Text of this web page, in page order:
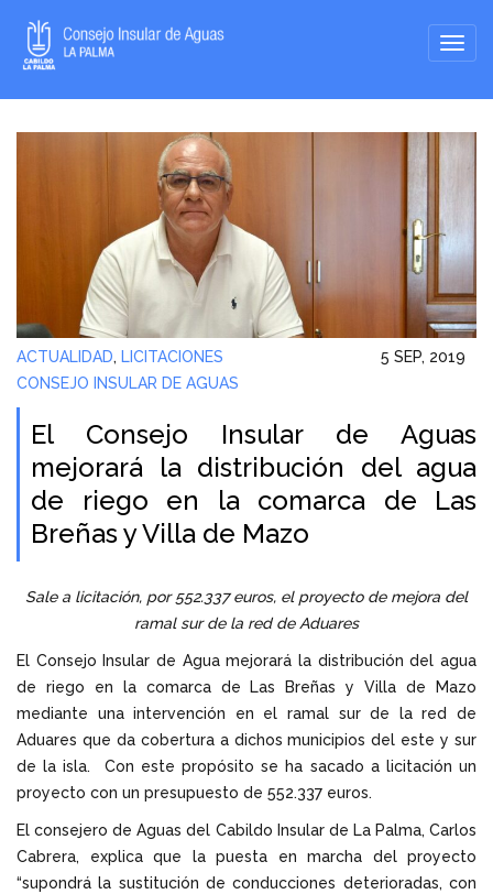
ACTUALIDAD, LICITACIONES
5 SEP, 2019
CONSEJO INSULAR DE AGUAS
El Consejo Insular de Aguas
mejorará la distribución del agua
de riego en la comarca de Las
Breñas y Villa de Mazo
Sale a licitación, por 552.337 euros, el proyecto de mejora del
ramal sur de la red de Aduares
El Consejo Insular de Agua mejorará la distribución del agua
de riego en la comarca de Las Breñas y Villa de Mazo
mediante una intervención en el ramal sur de la red de
Aduares que da cobertura a dichos municipios del este y sur
de la isla. Con este propósito se ha sacado a licitación un
proyecto con un presupuesto de 552.337 euros.
El consejero de Aguas del Cabildo Insular de La Palma, Carlos
Cabrera, explica que la puesta en marcha del proyecto
“supondrá la sustitución de conducciones deterioradas, con